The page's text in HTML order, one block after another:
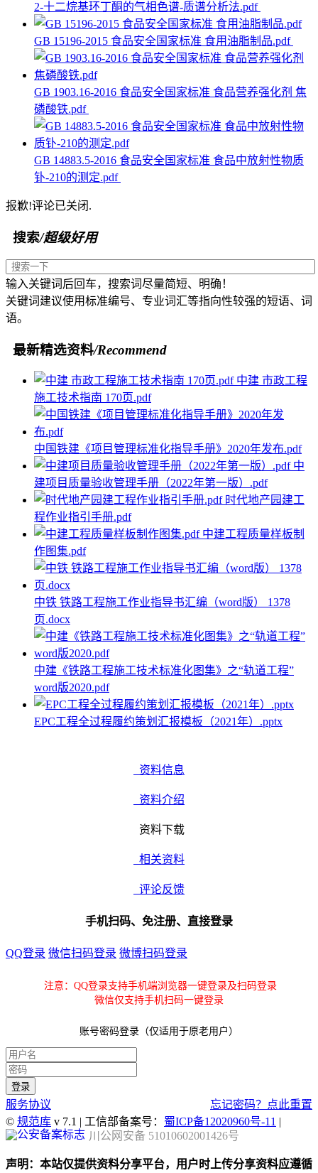
2-十二烷基环丁酮的气相色谱-质谱分析法.pdf
GB 15196-2015 食品安全国家标准 食用油脂制品.pdf
GB 1903.16-2016 食品安全国家标准 食品营养强化剂 焦
磷酸铁.pdf
GB 14883.5-2016 食品安全国家标准 食品中放射性物质
钋-210的测定.pdf
报歉!评论已关闭.
搜索/超级好用
输入关键词后回车，搜索词尽量简短、明确！
关键词建议使用标准编号、专业词汇等指向性较强的短语、词
语。
最新精选资料/Recommend
中建 市政工程
施工技术指南 170页.pdf
中国铁建《项目管理标准化指导手册》2020年发布.pdf
中
建项目质量验收管理手册（2022年第一版）.pdf
时代地产园建工
程作业指引手册.pdf
中建工程质量样板制
作图集.pdf
中铁 铁路工程施工作业指导书汇编（word版） 1378
页.docx
中建《铁路工程施工技术标准化图集》之“轨道工程”
word版2020.pdf
EPC工程全过程履约策划汇报模板（2021年）.pptx
资料信息
资料介绍
资料下载
相关资料
评论反馈
手机扫码、免注册、直接登录
QQ登录 微信扫码登录 微博扫码登录
注意：QQ登录支持手机端浏览器一键登录及扫码登录
微信仅支持手机扫码一键登录
账号密码登录（仅适用于原老用户）
服务协议
忘记密码？点此重置
© 规范库 v 7.1 | 工信部备案号： 蜀ICP备12020960号-11 |
川公网安备 51010602001426号
声明：本站仅提供资料分享平台，用户时上传分享资料应遵循